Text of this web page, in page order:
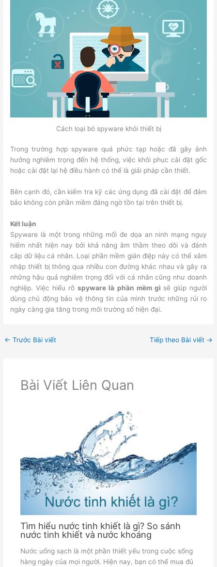
Cách loại bỏ spyware khỏi thiết bị
Trong trường hợp spyware quá phức tạp hoặc đã gây ảnh
hưởng nghiêm trọng đến hệ thống, việc khôi phục cài đặt gốc
hoặc cài đặt lại hệ điều hành có thể là giải pháp cần thiết.
Bên cạnh đó, cần kiểm tra kỹ các ứng dụng đã cài đặt để đảm
bảo không còn phần mềm đáng ngờ tồn tại trên thiết bị.
Kết luận
Spyware là một trong những mối đe dọa an ninh mạng nguy
hiểm nhất hiện nay bởi khả năng âm thầm theo dõi và đánh
cắp dữ liệu cá nhân. Loại phần mềm gián điệp này có thể xâm
nhập thiết bị thông qua nhiều con đường khác nhau và gây ra
những hậu quả nghiêm trọng đối với cá nhân cũng như doanh
nghiệp. Việc hiểu rõspyware là phần mềm gì sẽ giúp người
dùng chủ động bảo vệ thông tin của mình trước những rủi ro
ngày càng gia tăng trong môi trường số hiện đại.
← Trước Bài viết Tiếp theo Bài viết →
Bài Viết Liên Quan
Tìm hiểu nước tinh khiết là gì? So sánh
nước tinh khiết và nước khoáng
Nước uống sạch là một phần thiết yếu trong cuộc sống
hàng ngày của mọi người. Hiện nay, bạn có thể mua đủ